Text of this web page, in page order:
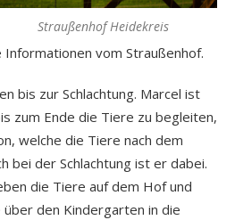
Straußenhof Heidekreis
vom Straußenhof.
bis zur Schlachtung. Marcel ist
zum Ende die Tiere zu begleiten,
welche die Tiere nach dem
bei der Schlachtung ist er dabei.
die Tiere auf dem Hof und
den Kindergarten in die